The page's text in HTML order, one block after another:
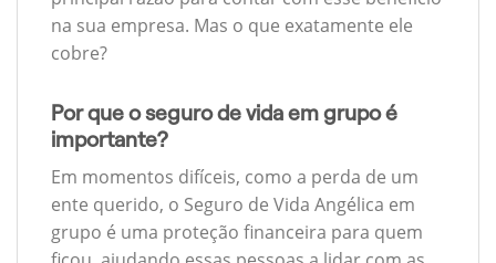
na sua empresa. Mas o que exatamente ele
cobre?
Por que o seguro de vida em grupo é
importante?
Em momentos difíceis, como a perda de um
ente querido, o Seguro de Vida Angélica em
grupo é uma proteção financeira para quem